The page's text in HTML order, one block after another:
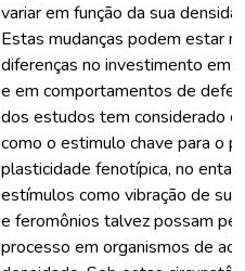
variar em função da sua
Estas mudanças podem estar
diferenças no investimento em
e em comportamentos de
dos estudos tem considerado
como o estimulo chave para o
plasticidade fenotípica, no
estímulos como vibração de
e feromônios talvez possam
processo em organismos de